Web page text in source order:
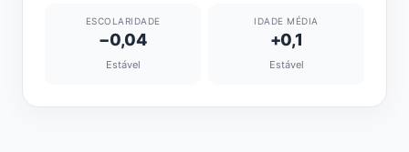
ESCOLARIDADE
−0,04
Estável
IDADE MÉDIA
+0,1
Estável